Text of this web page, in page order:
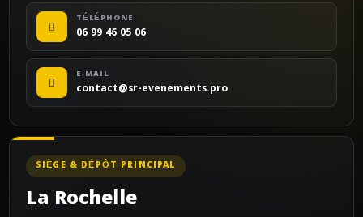
TÉLÉPHONE
06 99 46 05 06
E-MAIL
contact@sr-evenements.pro
SIÈGE & DÉPÔT PRINCIPAL
La Rochelle